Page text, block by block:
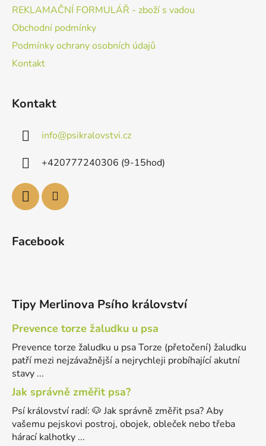
REKLAMAČNÍ FORMULÁŘ - zboží s vadou
Obchodní podmínky
Podmínky ochrany osobních údajů
Kontakt
Kontakt
info@psikralovstvi.cz
+420777240306 (9-15hod)
Facebook
Tipy Merlinova Psího království
Prevence torze žaludku u psa
Prevence torze žaludku u psa Torze (přetočení) žaludku
patří mezi nejzávažnější a nejrychleji probíhající akutní
stavy ...
Jak správně změřit psa?
Psí království radí: 🐶 Jak správně změřit psa? Aby
vašemu pejskovi postroj, obojek, obleček nebo třeba
hárací kalhotky ...